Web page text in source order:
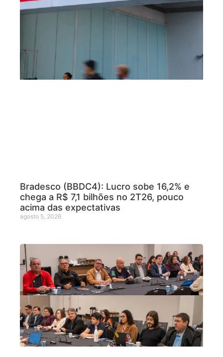
Bradesco (BBDC4): Lucro sobe 16,2% e
chega a R$ 7,1 bilhões no 2T26, pouco
acima das expectativas
agosto 5, 2026